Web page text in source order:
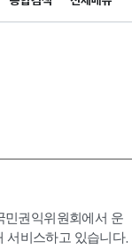
민권익위원회에서 운
서비스하고 있습니다.